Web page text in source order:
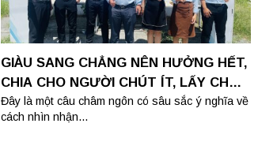
GIÀU SANG CHẲNG NÊN HƯỞNG HẾT,
CHIA CHO NGƯỜI CHÚT ÍT, LẤY CHÚT
PHÚC CHO MÌNH
Đây là một câu châm ngôn có sâu sắc ý nghĩa về
cách nhìn nhận...